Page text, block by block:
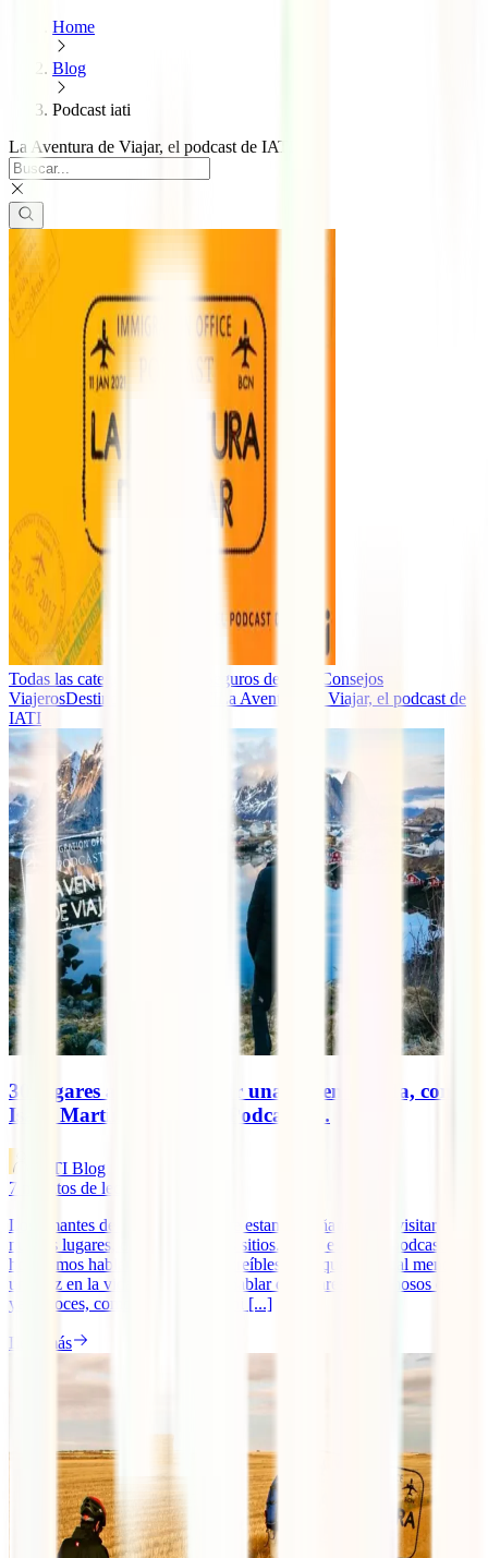
Home
Blog
Podcast iati
La Aventura de Viajar, el podcast de IATI
Todas las categorías Guías y Seguros de Viaje
Consejos
ViajerosDestinos
La Aventura de Viajar, el podcast de
IATI
30 lugares a los que viajar una vez en la vida, con
Isaac Martín, Chavetas. Podcast #5.
IATI Blog
7
minutos de lectura
Los amantes de los viajes siempre estamos soñando con visitar
nuevos lugares, descubrir nuevos sitios. Y por eso en el podcast de
hoy vamos hablar de destinos increíbles a los que viajar, al menos,
una vez en la vida. No vamos a hablar de lugares tan famosos que
ya conoces, como el Taj Mahal, ni [...]
Leer más